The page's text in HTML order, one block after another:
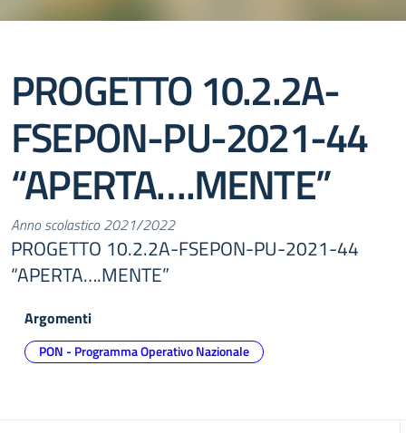
PROGETTO 10.2.2A-
FSEPON-PU-2021-44
“APERTA….MENTE”
Anno scolastico 2021/2022
PROGETTO 10.2.2A-FSEPON-PU-2021-44
“APERTA….MENTE”
Argomenti
PON - Programma Operativo Nazionale